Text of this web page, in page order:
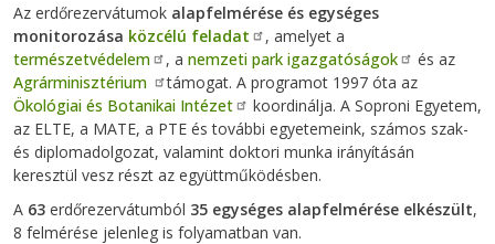
Az erdőrezervátumok alapfelmérése és egységes
monitorozása közcélú feladat
, amelyet a
természetvédelem
, a nemzeti park igazgatóságok
és az
Agrárminisztérium
támogat. A programot 1997 óta az
Ökológiai és Botanikai Intézet
koordinálja. A Soproni Egyetem,
az ELTE, a MATE, a PTE és további egyetemeink, számos szak-
és diplomadolgozat, valamint doktori munka irányításán
keresztül vesz részt az együttműködésben.
A 63 erdőrezervátumból 35 egységes alapfelmérése elkészült,
8 felmérése jelenleg is folyamatban van.